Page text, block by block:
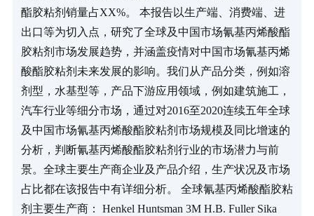
酯胶粘剂销量占XX%。 本报告以生产端、消费端、进
出口等为切入点，研究了全球及中国市场氰基丙烯酸酯
胶粘剂市场发展趋势，并涵盖疫情对中国市场氰基丙烯
酸酯胶粘剂未来发展的影响。我们从产品分类，例如溶
剂型，水基型等，产品下游应用领域，例如建筑施工，
汽车行业等细分市场，通过对2016至2020连续五年全球
及中国市场氰基丙烯酸酯胶粘剂市场规模及同比增速的
分析，判断氰基丙烯酸酯胶粘剂行业的市场潜力与前
景。全球主要生产商企业及产品介绍，生产状况及市场
占比都在该报告中有详细分析。 全球氰基丙烯酸酯胶粘
剂主要生产商： Henkel Huntsman 3M H.B. Fuller Sika